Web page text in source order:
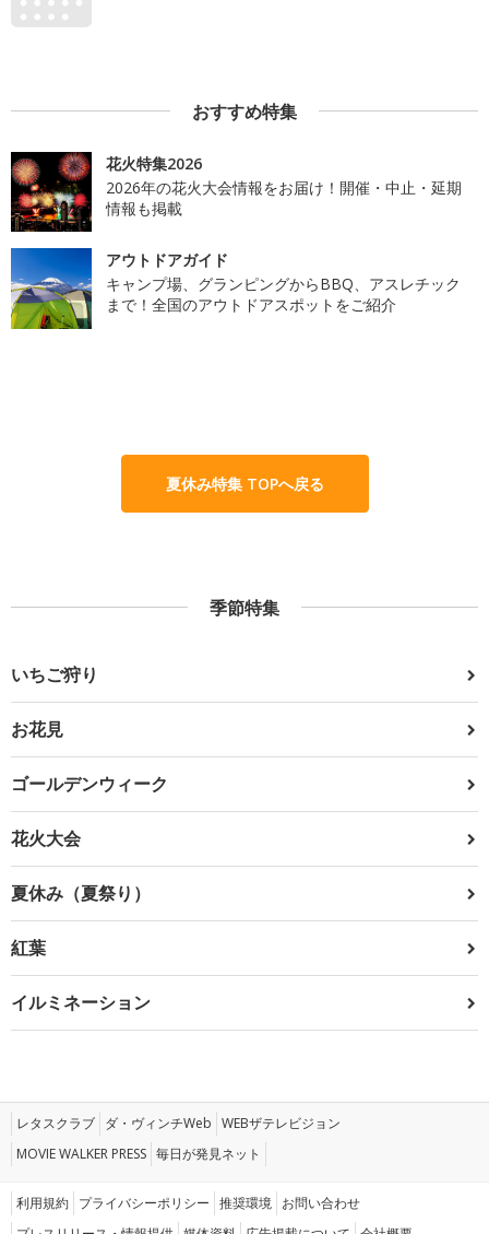
おすすめ特集
花火特集2026
2026年の花火大会情報をお届け！開催・中止・延期
情報も掲載
アウトドアガイド
キャンプ場、グランピングからBBQ、アスレチック
まで！全国のアウトドアスポットをご紹介
夏休み特集 TOPへ戻る
季節特集
いちご狩り
お花見
ゴールデンウィーク
花火大会
夏休み（夏祭り）
紅葉
イルミネーション
レタスクラブ ダ・ヴィンチWeb WEBザテレビジョン
MOVIE WALKER PRESS 毎日が発見ネット
利用規約 プライバシーポリシー 推奨環境 お問い合わせ